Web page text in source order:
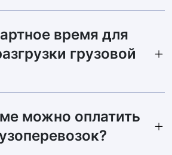
время для
грузовой
можно оплатить